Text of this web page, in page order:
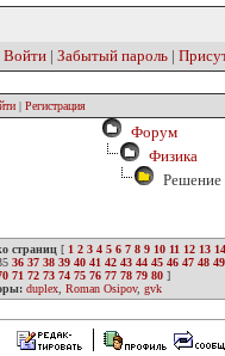
Войти | Забытый пароль |
| Регистрация
Форум
Физика
Решение
страниц [ 1 2 3 4 5 6 7 8 9 10 11 12 13 14
36 37 38 39 40 41 42 43 44 45 46 47 48 49
71 72 73 74 75 76 77 78 79 80 ]
duplex Roman Osipov, gvk